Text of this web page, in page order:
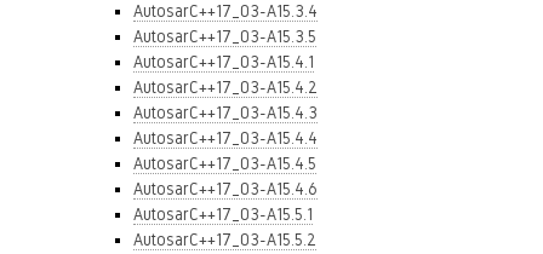
AutosarC++17_03-A15.3.4
AutosarC++17_03-A15.3.5
AutosarC++17_03-A15.4.1
AutosarC++17_03-A15.4.2
AutosarC++17_03-A15.4.3
AutosarC++17_03-A15.4.4
AutosarC++17_03-A15.4.5
AutosarC++17_03-A15.4.6
AutosarC++17_03-A15.5.1
AutosarC++17_03-A15.5.2